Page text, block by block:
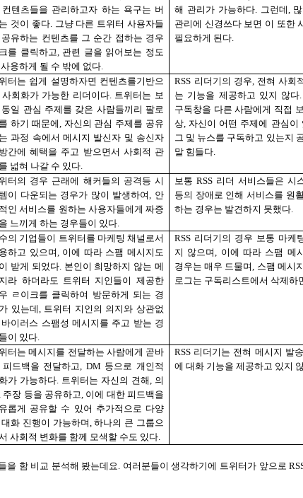
컨텐츠들을 관리하고자 하는 욕구는 버
것이 좋다. 그냥 다른 트위터 사용자들
공유하는 컨텐츠를 그 순간 접하는 경우
를 클릭하고, 관련 글을 읽어보는 정도
용하게 될 수 밖에 없다.
해 관리가 가능하다. 그런데,
관리에 신경쓰다 보면 이 또한
필요하게 된다.
터는 쉽게 설명하자면 컨텐츠를기반으
사회화가 가능한 리더이다. 트위터는 보
동일 관심 주제를 갖은 사람들끼리 팔로
하기 때문에, 자신의 관심 주제를 공유
과정 속에서 메시지 발신자 및 송신자
간에 혜택을 주고 받으면서 사회적 관
넓혀 나갈 수 있다.
RSS 리더기의 경우, 전혀 사회
는 기능을 제공하고 있지 않다.
구독창을 다른 사람에게 직접
상,자신이 어떤 주제에 관심이
그 및 뉴스를 구독하고 있는지
말 힘들다.
터의 경우 근래에 해커들의 공격등 시
이 다운되는 경우가 많이 발생하여, 안
인 서비스를 원하는 사용자들에게 짜증
느끼게 하는 경우들이 있다.
보통RSS 리더 서비스들은 시
등의 장애로 인해 서비스를 원
하는 경우는 발견하지 못했다.
의 기업들이 트위터를 마케팅 채널로서
하고 있으며, 이에 따라 스팸 메시지도
받게 되었다. 본인이 희망하지 않는 메
라 하더라도 트위터 지인들이 제공한
ㄹ이크를 클릭하여 방문하게 되는 경
있는데, 트위터 지인의 의지와 상관없
바이러스 스팸성 메시지를 주고 받는 경
이 있다.
RSS 리더기의 경우 보통 마케
지 않으며, 이에 따라 스팸 메
경우는 매우 드물며, 스팸 메시
로그는 구독리스트에서 삭제하
터는 메시지를 전달하는 사람에게 곧바
피드백을 전달하고, DM 등으로 개인적
가 가능하다. 트위터는 자신의 견해, 의
주장 등을 공유하고, 이에 대한 피드백을
롭게 공유할 수 있어 추가적으로 다양
화 진행이 가능하며,하나의 큰 그룹으
사회적 변화를 함께 모색할 수도 있다.
RSS 리더기는 전혀 메시지 발
에 대화 기능을 제공하고 있지
을 함 비교 분석해 봤는데요. 여러분들이 생각하기에 트위터가 앞으로